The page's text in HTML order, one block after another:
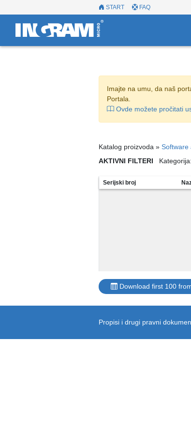
START FAQ
Imajte na umu, da naš
Portala.
Ovde možete pročitati
Katalog proizvoda » Software
AKTIVNI FILTERI
Kategorija:
Serijski broj
Download first 100
Propisi i drugi pravni